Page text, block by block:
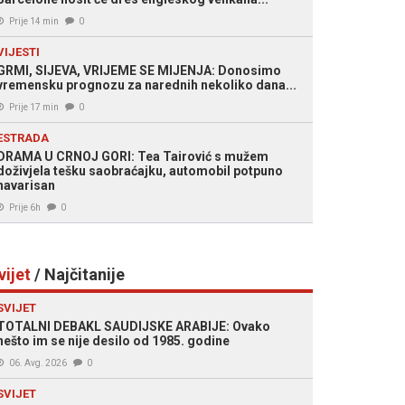
Prije 14 min 0
SIJEVA, VRIJEME SE MIJENJA: Donosimo
prognozu za narednih nekoliko dana...
Prije 17 min 0
U CRNOJ GORI: Tea Tairović s mužem
tešku saobraćajku, automobil potpuno
Prije 6h 0
/ Najčitanije
DEBAKL SAUDIJSKE ARABIJE: Ovako
im se nije desilo od 1985. godine
06. Avg. 2026 0